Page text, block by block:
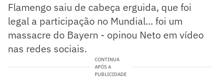
Flamengo saiu de cabeça erguida, que foi
legal a participação no Mundial... foi um
massacre do Bayern - opinou Neto em vídeo
nas redes sociais.
CONTINUA
APÓS A
PUBLICIDADE